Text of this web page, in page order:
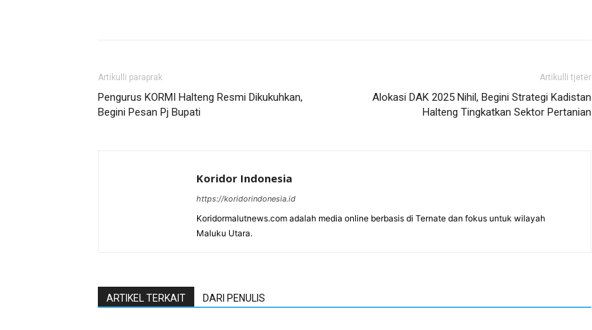
Artikulli paraprak
Pengurus KORMI Halteng Resmi Dikukuhkan,
Begini Pesan Pj Bupati
Artikulli tjetër
Alokasi DAK 2025 Nihil, Begini Strategi Kadistan
Halteng Tingkatkan Sektor Pertanian
Koridor Indonesia
https://koridorindonesia.id
Koridormalutnews.com adalah media online berbasis di Ternate dan fokus untuk wilayah
Maluku Utara.
ARTIKEL TERKAIT DARI PENULIS